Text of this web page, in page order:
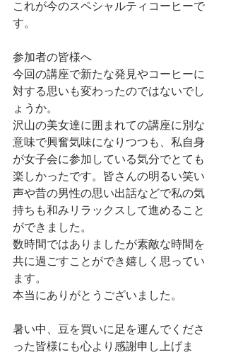
これが今のスペシャルティコーヒーで
す。
参加者の皆様へ
今回の講座で新たな発見やコーヒーに
対する思いも変わったのではないでし
ょうか。
沢山の美女達に囲まれての講座に別な
意味で興奮気味になりつつも、私自身
が女子会に参加している気分でとても
楽しかったです。皆さんの明るい笑い
声や昔の男性の思い出話などで私の気
持ちも和みリラックスして進めること
ができました。
数時間ではありましたが素敵な時間を
共に過ごすことができ嬉しく思ってい
ます。
本当にありがとうございました。
暑い中、豆を買いに足を運んでくださ
った皆様にも心より感謝申し上げま